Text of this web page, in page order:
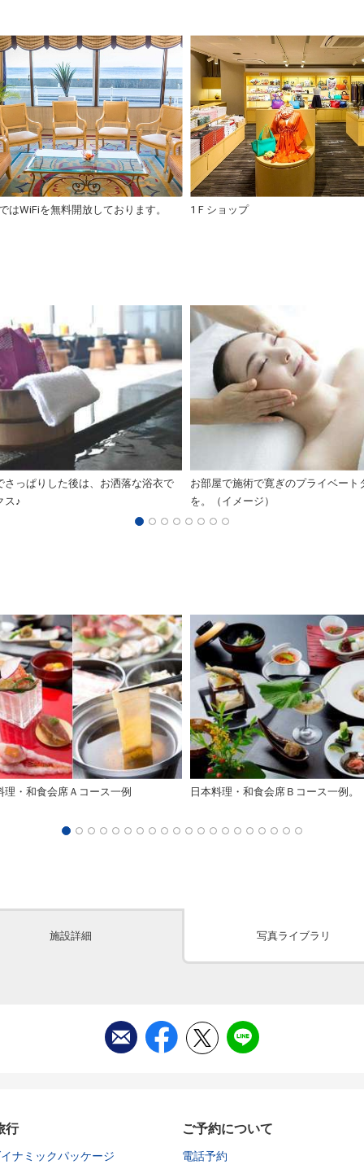
はWiFiを無料開放しております。 1Ｆショップ
さっぱりした後は、お洒落な浴衣で
ス♪
お部屋で施術で寛ぎのプライベート
を。（イメージ）
・和食会席Ａコース一例 日本料理・和食会席Ｂコース一例。
施設詳細 写真ライブラリ
行
ナミックパッケージ
ご予約について
電話予約